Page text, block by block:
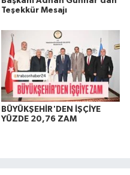
Teşekkür Mesajı
BÜYÜKŞEHİR'DEN İŞÇİYE
YÜZDE 20,76 ZAM